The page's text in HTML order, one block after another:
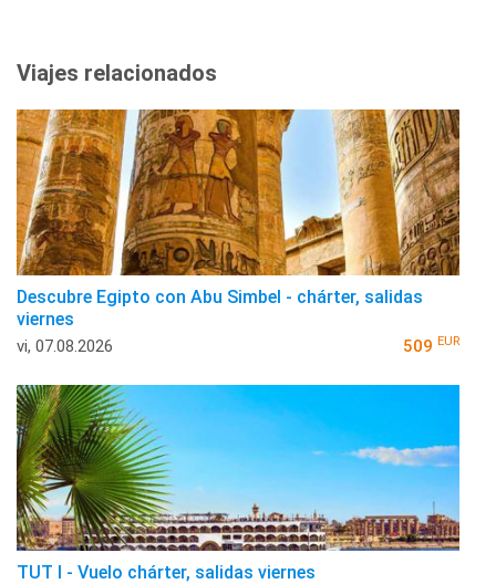
Viajes relacionados
Descubre Egipto con Abu Simbel - chárter, salidas
viernes
vi, 07.08.2026 509 EUR
TUT I - Vuelo chárter, salidas viernes